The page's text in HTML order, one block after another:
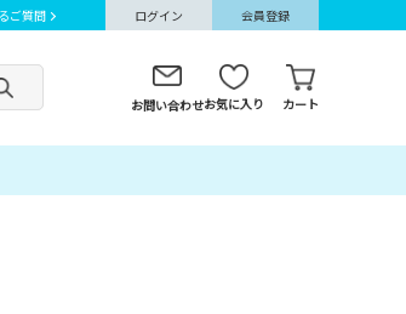
ご質問 ログイン 会員登録
お問い合わせお気に入り カート